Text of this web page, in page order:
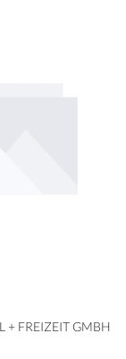
+ FREIZEIT GMBH